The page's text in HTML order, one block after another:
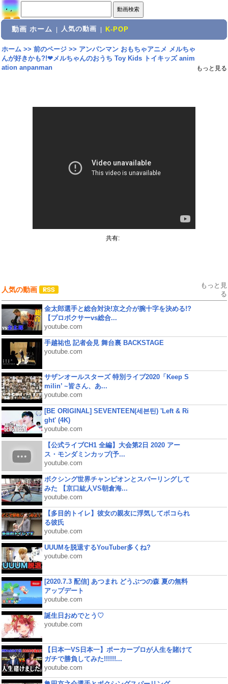
動画 ホーム 人気の動画 K-POP
ホーム>> 前のページ>> アンパンマン おもちゃアニメ メルちゃ
んが好きかも?!❤メルちゃんのおうち Toy Kids トイキッズ anim
ation anpanman
もっと見る
共有:
人気の動画
もっと見
る
金太郎選手と総合対決!京之介が腕十字を決める!?
【プロボクサーvs総合...
youtube.com
手越祐也 記者会見 舞台裏 BACKSTAGE
youtube.com
サザンオールスターズ 特別ライブ2020「Keep S
milin’ ~皆さん、あ...
youtube.com
[BE ORIGINAL] SEVENTEEN(세븐틴) 'Left & Ri
ght' (4K)
youtube.com
【公式ライブCH1 全編】大会第2日 2020 アー
ス・モンダミンカップ(予...
youtube.com
ボクシング世界チャンピオンとスパーリングして
みた 【京口紘人VS朝倉海...
youtube.com
【多目的トイレ】彼女の親友に浮気してボコられ
る彼氏
youtube.com
UUUMを脱退するYouTuber多くね?
youtube.com
[2020.7.3 配信] あつまれ どうぶつの森 夏の無料
アップデート
youtube.com
誕生日おめでとう♡
youtube.com
【日本一VS日本一】ポーカープロが人生を賭けて
ガチで勝負してみた!!!!!!...
youtube.com